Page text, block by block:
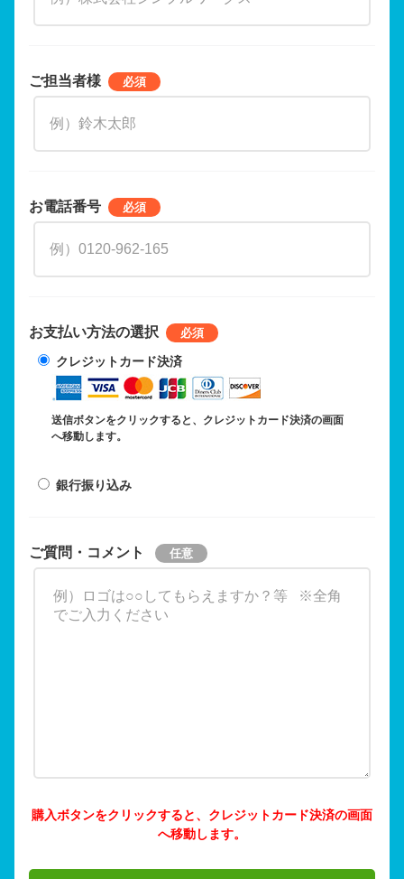
ご担当者様
お電話番号
お支払い方法の選択
クレジットカード決済
送信ボタンをクリックすると、クレジットカード決済の画面
へ移動します。
銀行振り込み
ご質問・コメント
購入ボタンをクリックすると、クレジットカード決済の画面
へ移動します。